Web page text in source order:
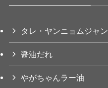
タレ・ヤンニョムジャン
醤油だれ
やがちゃんラー油